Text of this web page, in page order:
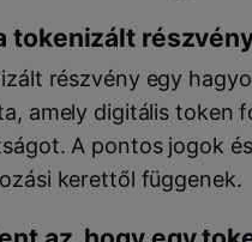
tokenizált
részvény egy
amely digitális token
A pontos jogok
kerettől függenek.